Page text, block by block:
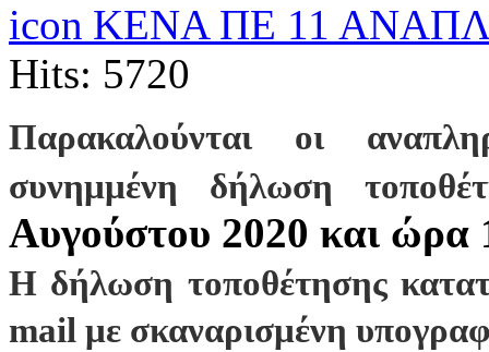
ΚΕΝΑ ΠΕ 11
Hits: 5720
Παρακαλούνται οι
συνημμένη δήλωση
Αυγούστου 2020 και ώρα
Η δήλωση τοποθέτησης
mail με σκαναρισμένη